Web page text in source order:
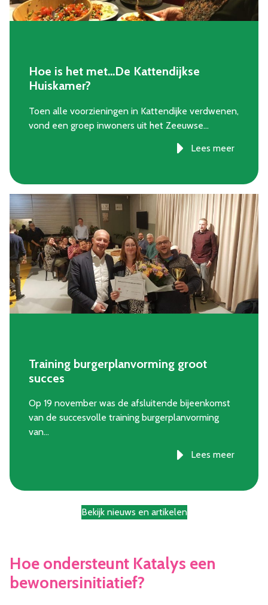
Hoe is het met…De Kattendijkse
Huiskamer?
Toen alle voorzieningen in Kattendijke verdwenen,
vond een groep inwoners uit het Zeeuwse…
Lees meer
Training burgerplanvorming groot
succes
Op 19 november was de afsluitende bijeenkomst
van de succesvolle training burgerplanvorming
van…
Lees meer
Bekijk nieuws en artikelen
Hoe ondersteunt Katalys een
bewonersinitiatief?